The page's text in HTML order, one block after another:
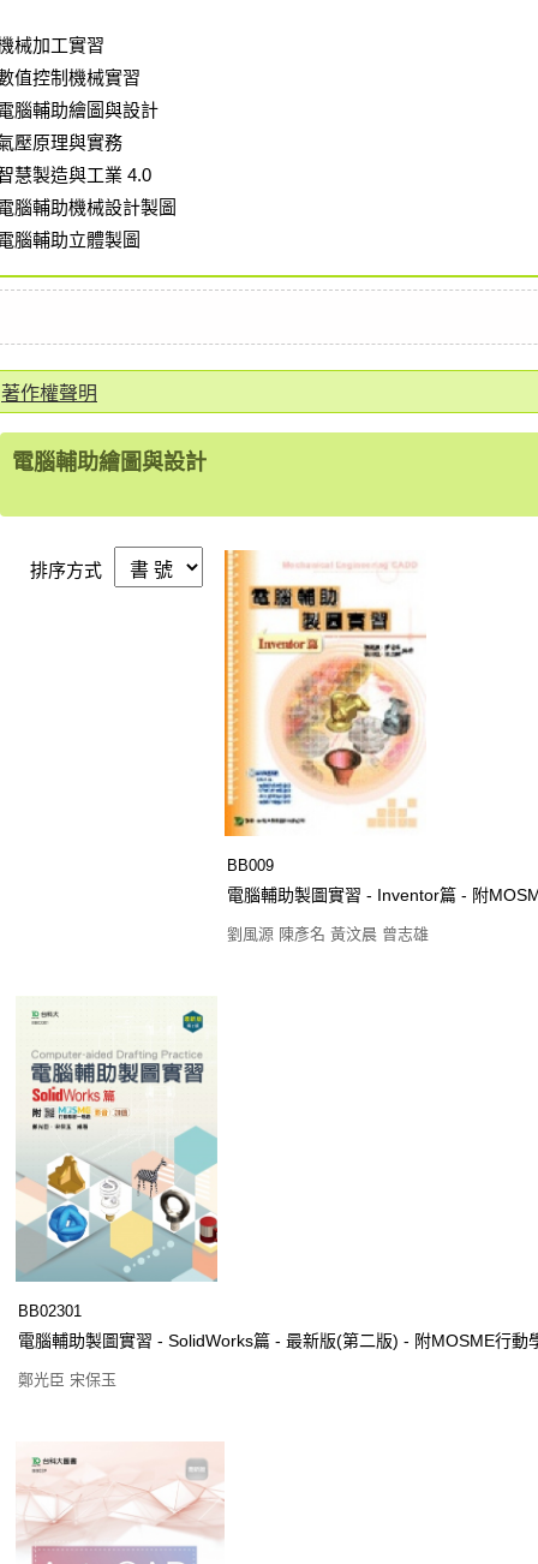
械加工實習
值控制機械實習
腦輔助繪圖與設計
壓原理與實務
慧製造與工業 4.0
腦輔助機械設計製圖
腦輔助立體製圖
著作權聲明
電腦輔助繪圖與設計
排序方式
BB009
電腦輔助製圖實習 - Inventor篇 - 附
劉風源 陳彥名 黃汶晨 曾志雄
BB02301
電腦輔助製圖實習 - SolidWorks篇 - 最新版(第二版) - 附MOSME行動
鄭光臣 宋保玉